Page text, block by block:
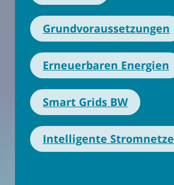
Grundvoraussetzungen
Erneuerbaren Energien
Smart Grids BW
Intelligente Stromnetze